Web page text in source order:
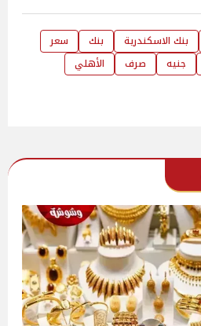
بنك الاسكندرية بنك
سعر
جنيه صرف
الأهلي